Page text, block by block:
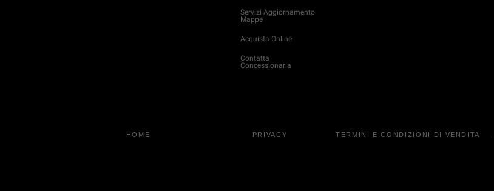
Servizi Aggiornamento
Mappe
Acquista Online
Contatta
Concessionaria
HOME PRIVACY TERMINI E CONDIZIONI DI VENDITA